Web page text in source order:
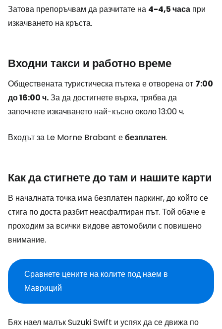
Затова препоръчвам да разчитате на 4-4,5 часа при
изкачването на кръста.
Входни такси и работно време
Обществената туристическа пътека е отворена от 7:00
до 16:00 ч.За да достигнете върха, трябва да
започнете изкачването най-късно около 13:00 ч.
Входът за Le Morne Brabant ебезплатен.
Как да стигнете до там и нашите карти
В началната точка има безплатен паркинг, до който се
стига по доста разбит неасфалтиран път. Той обаче е
проходим за всички видове автомобили с повишено
внимание.
Сравнете цените на колите под наем в
Мавриций
Бях наел малък Suzuki Swift и успях да се движа по